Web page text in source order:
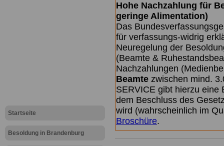
Startseite
Besoldung in Brandenburg
Hohe Nachzahlung für
geringe Alimentation)
Das
für verfassungs-widrig
Neuregelung der
(Beamte &
Nachzahlungen
Beamte zwischen mind.
SERVICE gibt hierzu eine
dem Beschluss des
wird (wahrscheinlich im
Broschüre.